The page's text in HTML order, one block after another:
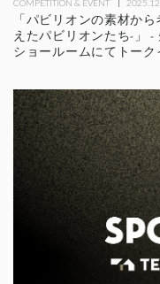
COMPETITION & EVENT
「パビリオンの素材か
えたパビリオンたち-」
ショールームにてトー